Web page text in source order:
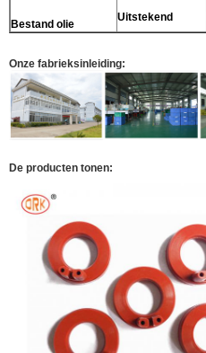
Bestand olie
Uitstekend
Onze fabrieksinleiding:
De producten tonen: